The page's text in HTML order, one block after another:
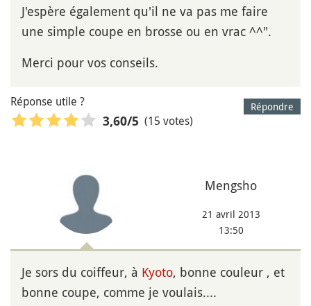
J'espère également qu'il ne va pas me faire
une simple coupe en brosse ou en vrac ^^".
Merci pour vos conseils.
Répondre
Réponse utile ?
3,60/5 (15 votes)
Mengsho
21 avril 2013
13:50
Je sors du coiffeur, à Kyoto, bonne couleur , et
bonne coupe, comme je voulais....